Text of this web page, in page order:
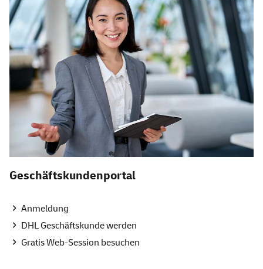
Geschäftskundenportal
Anmeldung
DHL Geschäftskunde werden
Gratis Web-Session besuchen